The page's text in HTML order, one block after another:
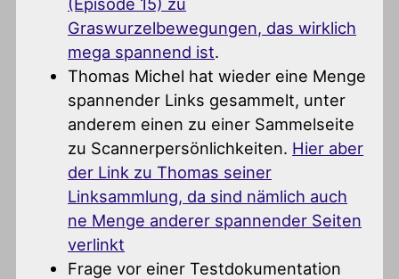
Graswurzelbewegungen, das wirklich
mega spannend ist.
Thomas Michel hat wieder eine Menge
spannender Links gesammelt, unter
anderem einen zu einer Sammelseite
zu Scannerpersönlichkeiten. Hier aber
der Link zu Thomas seiner
Linksammlung, da sind nämlich auch
ne Menge anderer spannender Seiten
verlinkt
Frage vor einer Testdokumentation